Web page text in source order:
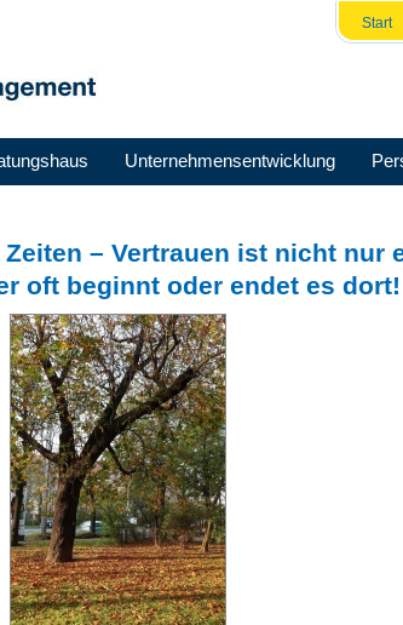
Start
Unternehmensentwicklung
– Vertrauen ist nicht nur
oft beginnt oder endet es dort!